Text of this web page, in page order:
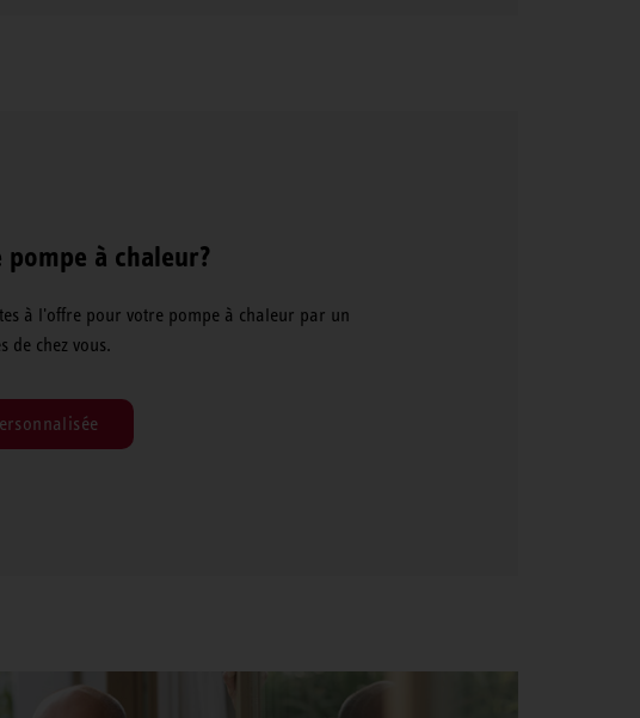
à chaleur?
à l'offre pour votre pompe à chaleur par un
de chez vous.